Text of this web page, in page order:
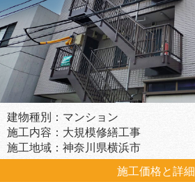
建物種別：マンション
施工内容：大規模修繕工事
施工地域：神奈川県横浜市
施工価格と詳細